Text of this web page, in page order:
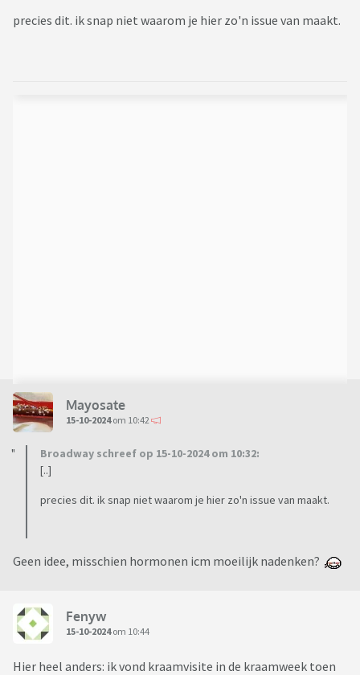
precies dit. ik snap niet waarom je hier zo'n issue van maakt.
Mayosate
15-10-2024om 10:42
Broadway schreef op 15-10-2024 om 10:32:
[..]
precies dit. ik snap niet waarom je hier zo'n issue van maakt.
Geen idee, misschien hormonen icm moeilijk nadenken?
Fenyw
15-10-2024om 10:44
Hier heel anders: ik vond kraamvisite in de kraamweek toen